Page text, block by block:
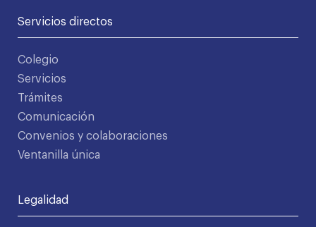
Servicios directos
Colegio
Servicios
Trámites
Comunicación
Convenios y colaboraciones
Ventanilla única
Legalidad